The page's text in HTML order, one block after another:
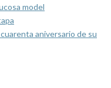
model
aniversario de su